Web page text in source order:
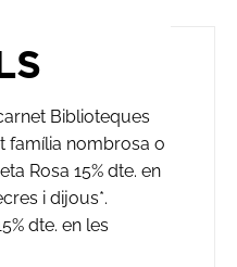
Biblioteques
família nombrosa o
Rosa 15% dte. en
i dijous*.
dte. en les